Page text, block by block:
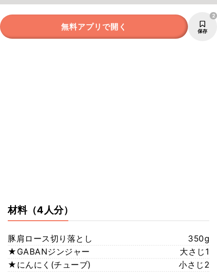
無料アプリで開く 保存
2
材料（4人分）
豚肩ロース切り落とし
350g
★GABANジンジャー
大さじ1
★にんにく(チューブ)
小さじ2